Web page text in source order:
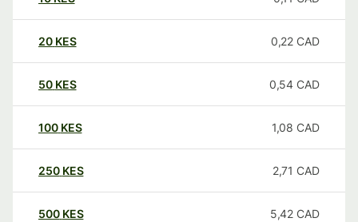
20 KES 0,22 CAD
50 KES 0,54 CAD
100 KES 1,08 CAD
250 KES 2,71 CAD
500 KES 5,42 CAD